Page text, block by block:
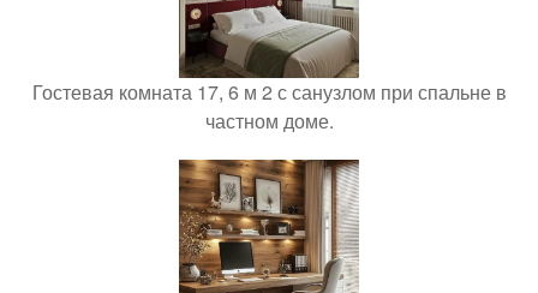
Гостевая комната 17, 6 м 2 с санузлом при спальне в
частном доме.